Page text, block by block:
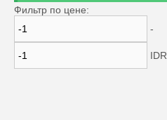
Фильтр по цене:
-
IDR